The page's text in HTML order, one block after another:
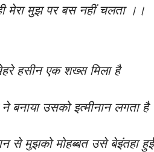
मुझ पर बस नहीं चलता ।।
हसीन एक शख्स मिला है
बनाया उसको इत्मीनान लगता है
से मुझको मोहब्बत उसे बेइंतहा हुई